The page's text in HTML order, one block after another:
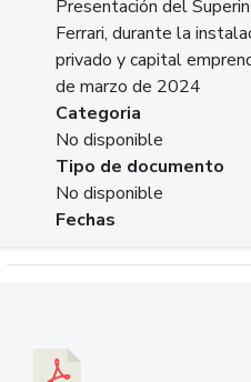
Presentación del
Ferrari, durante la
privado y capital
de marzo de 2024
Categoria
No disponible
Tipo de documento
No disponible
Fechas